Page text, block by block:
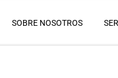
SOBRE NOSOTROS